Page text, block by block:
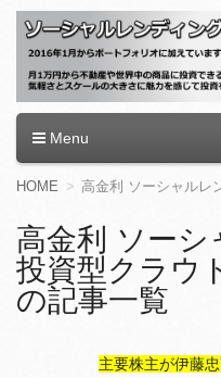
ソーシャル
Menu
コ
テ
ン
ツ
へ
移
HOME
高金利 ソー
投資型クラウ
の記事一覧
主要株主が伊藤